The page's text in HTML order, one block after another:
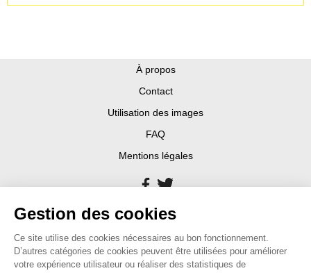
À propos
Contact
Utilisation des images
FAQ
Mentions légales
Gestion des cookies
Ce site utilise des cookies nécessaires au bon fonctionnement.
D’autres catégories de cookies peuvent être utilisées pour améliorer
votre expérience utilisateur ou réaliser des statistiques de